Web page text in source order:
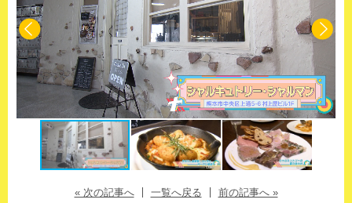
« 次の記事へ 一覧へ戻る 前の記事へ »